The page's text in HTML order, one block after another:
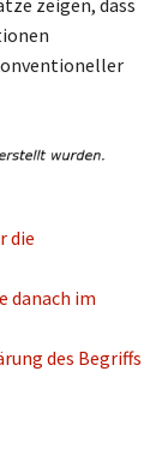
die
danach im
des Begriffs